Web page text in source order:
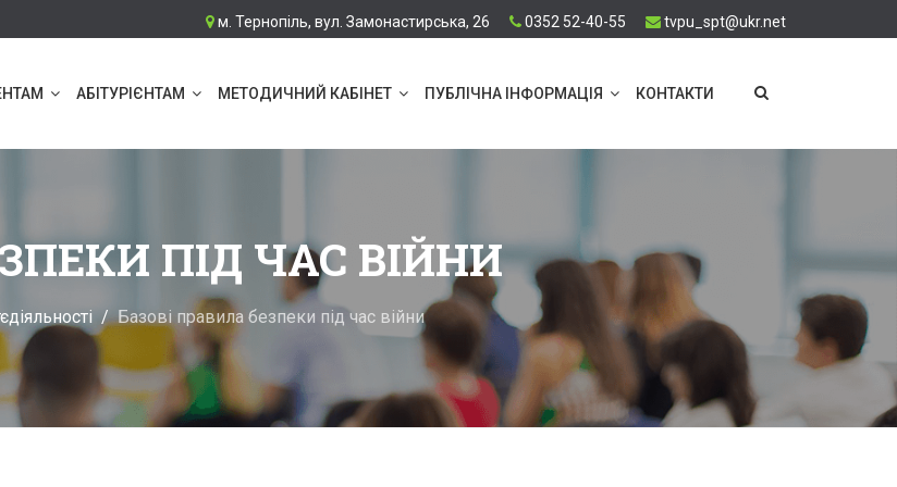
м. Тернопіль, вул. Замонастирська, 26 0352 52-40-55 tvpu_spt@ukr.net
АБІТУРІЄНТАМ МЕТОДИЧНИЙ КАБІНЕТ ПУБЛІЧНА ІНФОРМАЦІЯ КОНТАКТИ
ПІД ЧАС ВІЙНИ
Базові правила безпеки під час війни